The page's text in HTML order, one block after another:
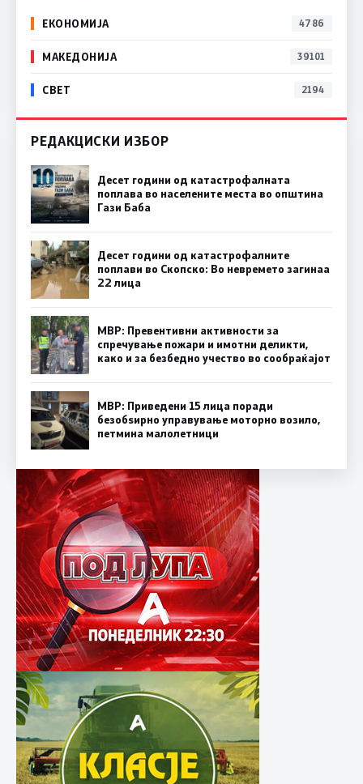
ЕКОНОМИЈА 4786
МАКЕДОНИЈА 39101
СВЕТ 2194
РЕДАКЦИСКИ ИЗБОР
Десет години од катастрофалната
поплава во населените места во општина
Гази Баба
Десет години од катастрофалните
поплави во Скопско: Во невремето загинаа
22 лица
МВР: Превентивни активности за
спречување пожари и имотни деликти,
како и за безбедно учество во сообраќајот
МВР: Приведени 15 лица поради
безобѕирно управување моторно возило,
петмина малолетници